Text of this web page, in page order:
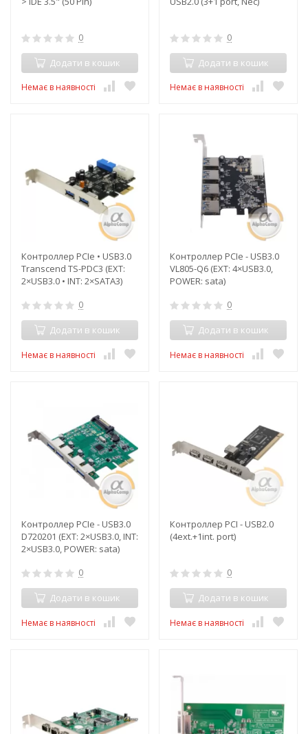
0
Додати в кошик
Немає в наявності
0
Додати в кошик
Немає в наявності
Контроллер PCIe • USB3.0
Transcend TS-PDC3 (EXT:
2×USB3.0 • INT: 2×SATA3)
0
Додати в кошик
Немає в наявності
Контроллер PCIe - USB3.0
VL805-Q6 (EXT: 4×USB3.0,
POWER: sata)
0
Додати в кошик
Немає в наявності
Контроллер PCIe - USB3.0
D720201 (EXT: 2×USB3.0, INT:
2×USB3.0, POWER: sata)
0
Додати в кошик
Немає в наявності
Контроллер PCI - USB2.0
(4ext.+1int. port)
0
Додати в кошик
Немає в наявності